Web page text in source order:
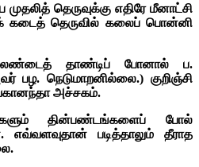
தெருவுக்கு எதிரே மீனாட்சி
கடைத் தெருவில் கலைப் பொன்னி
தாண்டிப் போனால் ப.
பழ. நெடுமாறனில்லை.) குறிஞ்சி
அச்சகம்.
தின்பண்டங்களைப் போல்
எவ்வளவுதான் படித்தாலும் தீராத